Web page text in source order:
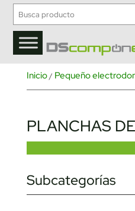
Inicio/ Pequeño
PLANCHAS
Subcategorías